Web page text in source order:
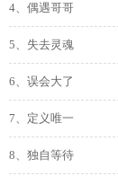
4、偶遇哥哥
5、失去灵魂
6、误会大了
7、定义唯一
8、独自等待